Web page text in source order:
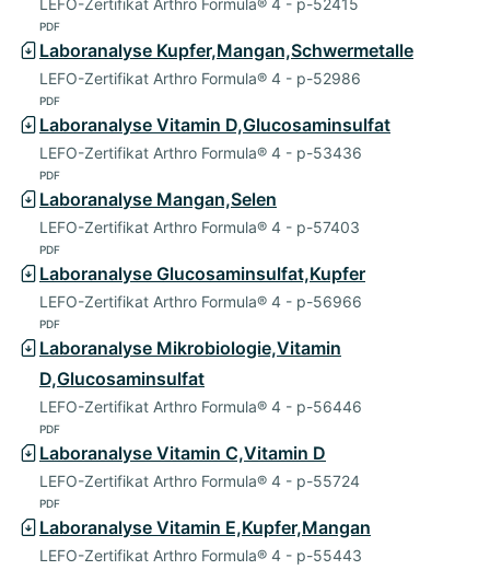
LEFO-Zertifikat Arthro Formula® 4 - p-52415
PDF
Laboranalyse Kupfer,Mangan,Schwermetalle
LEFO-Zertifikat Arthro Formula® 4 - p-52986
PDF
Laboranalyse Vitamin D,Glucosaminsulfat
LEFO-Zertifikat Arthro Formula® 4 - p-53436
PDF
Laboranalyse Mangan,Selen
LEFO-Zertifikat Arthro Formula® 4 - p-57403
PDF
Laboranalyse Glucosaminsulfat,Kupfer
LEFO-Zertifikat Arthro Formula® 4 - p-56966
PDF
Laboranalyse Mikrobiologie,Vitamin
D,Glucosaminsulfat
LEFO-Zertifikat Arthro Formula® 4 - p-56446
PDF
Laboranalyse Vitamin C,Vitamin D
LEFO-Zertifikat Arthro Formula® 4 - p-55724
PDF
Laboranalyse Vitamin E,Kupfer,Mangan
LEFO-Zertifikat Arthro Formula® 4 - p-55443